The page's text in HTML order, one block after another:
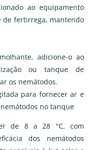
ao equipamento
de fertirrega, mantendo
adicione-o ao
ou tanque de
os nemátodos.
para fornecer ar e
no tanque
de 8 a 28 °C, com
dos nemátodos